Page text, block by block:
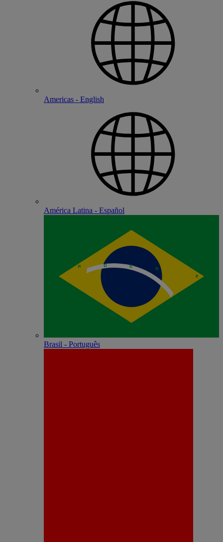
Americas - English
América Latina - Español
Brasil - Português